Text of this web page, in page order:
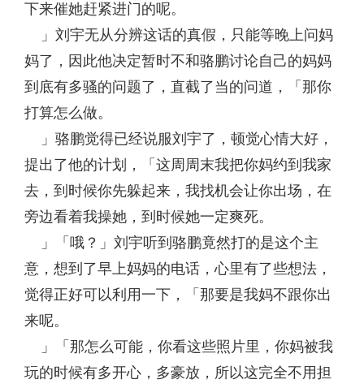
下来催她赶紧进门的呢。
」刘宇无从分辨这话的真假，只能等晚上问妈
妈了，因此他决定暂时不和骆鹏讨论自己的妈妈
到底有多骚的问题了，直截了当的问道，「那你
打算怎么做。
」骆鹏觉得已经说服刘宇了，顿觉心情大好，
提出了他的计划，「这周周末我把你妈约到我家
去，到时候你先躲起来，我找机会让你出场，在
旁边看着我操她，到时候她一定爽死。
」「哦？」刘宇听到骆鹏竟然打的是这个主
意，想到了早上妈妈的电话，心里有了些想法，
觉得正好可以利用一下，「那要是我妈不跟你出
来呢。
」「那怎么可能，你看这些照片里，你妈被我
玩的时候有多开心，多豪放，所以这完全不用担